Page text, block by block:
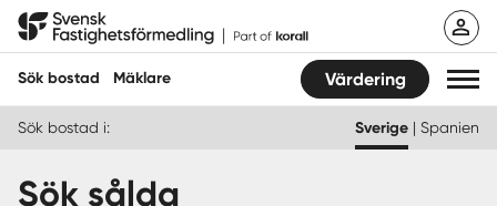
Hoppa
Svensk Fastighetsförmedling
Sök bostad Mäklare Värdering
Sök bostad i: Sverige | Spanien
Sök sålda